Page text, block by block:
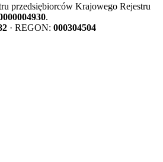
przedsiębiorców Krajowego Rejestru
.
· REGON: 000304504